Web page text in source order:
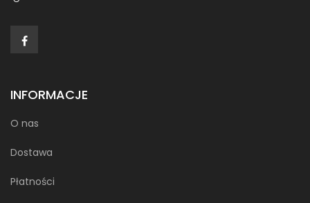
INFORMACJE
O nas
Dostawa
Płatności